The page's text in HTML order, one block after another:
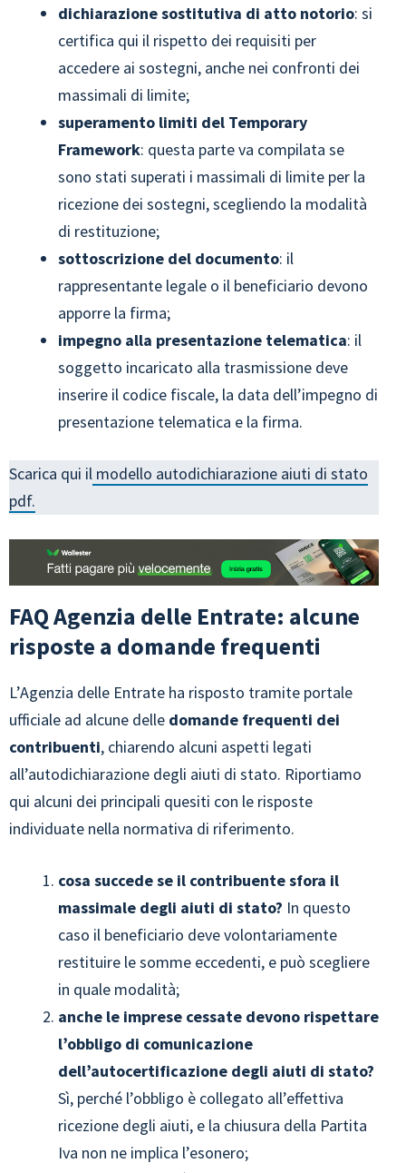
dichiarazione sostitutiva di atto notorio: si
certifica qui il rispetto dei requisiti per
accedere ai sostegni, anche nei confronti dei
massimali di limite;
superamento limiti del Temporary
Framework: questa parte va compilata se
sono stati superati i massimali di limite per la
ricezione dei sostegni, scegliendo la modalità
di restituzione;
sottoscrizione del documento: il
rappresentante legale o il beneficiario devono
apporre la firma;
impegno alla presentazione telematica: il
soggetto incaricato alla trasmissione deve
inserire il codice fiscale, la data dell’impegno di
presentazione telematica e la firma.
Scarica qui il modello autodichiarazione aiuti di stato
pdf.
FAQ Agenzia delle Entrate: alcune
risposte a domande frequenti
L’Agenzia delle Entrate ha risposto tramite portale
ufficiale ad alcune delle domande frequenti dei
contribuenti, chiarendo alcuni aspetti legati
all’autodichiarazione degli aiuti di stato. Riportiamo
qui alcuni dei principali quesiti con le risposte
individuate nella normativa di riferimento.
cosa succede se il contribuente sfora il
massimale degli aiuti di stato? In questo
caso il beneficiario deve volontariamente
restituire le somme eccedenti, e può scegliere
in quale modalità;
anche le imprese cessate devono rispettare
l’obbligo di comunicazione
dell’autocertificazione degli aiuti di stato?
Sì, perché l’obbligo è collegato all’effettiva
ricezione degli aiuti, e la chiusura della Partita
Iva non ne implica l’esonero;